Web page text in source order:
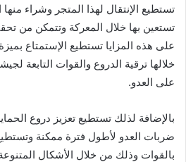
تستطيع الإنتقال لهذا المتجر وشراء
تستعين بها خلال المعركة وتتمكن من
على هذه المزايا تستطيع الإستمتاع
خلالها ترقية الدروع والقوات التابعة
على العدو.
بالإضافة لذلك تستطيع تعزيز دروع
ضربات العدو لأطول فترة ممكنة
بالقوات وذلك من خلال الأشكال